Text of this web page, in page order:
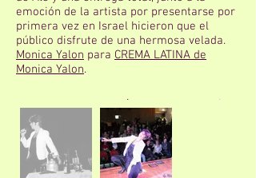
emoción de la artista por presentarse por
primera vez en Israel hicieron que el
público disfrute de una hermosa velada.
Monica Yalon para CREMA LATINA de
Monica Yalon.